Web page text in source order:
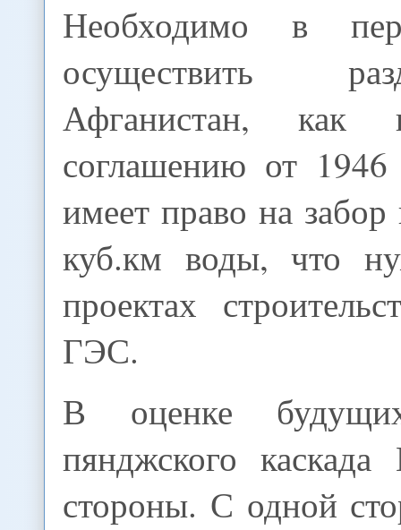
Необходимо в
осуществить
Афганистан, как
соглашению от
имеет право на
куб.км воды, что
проектах
ГЭС.
В оценке
пянджского
стороны. С одной